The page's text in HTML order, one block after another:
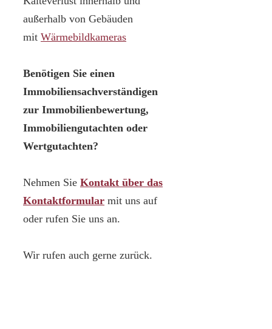
außerhalb von Gebäuden
mit Wärmebildkameras
Benötigen Sie einen
Immobiliensachverständigen
zur Immobilienbewertung,
Immobiliengutachten oder
Wertgutachten?
Nehmen Sie Kontakt über das
Kontaktformular mit uns auf
oder rufen Sie uns an.
Wir rufen auch gerne zurück.